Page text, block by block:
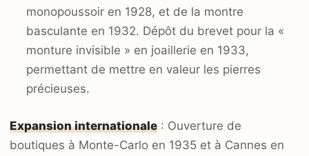
monopoussoir en 1928, et de la montre
basculante en 1932. Dépôt du brevet pour la «
monture invisible » en joaillerie en 1933,
permettant de mettre en valeur les pierres
précieuses.
Expansion internationale : Ouverture de
boutiques à Monte-Carlo en 1935 et à Cannes en